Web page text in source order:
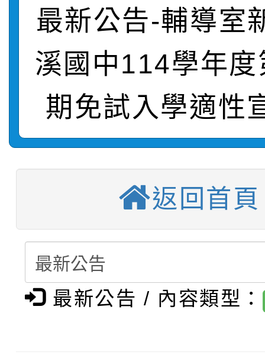
絕-親子共學同樂會」
站幸福系列講座及成長
報，惠請貴機關(學校)
宣導。
踴躍報名參加
115學年度新生補報到
結果
【甄選結果(第10招)】
學年度第1學期第7次代
結果(第10招)
【甄選結果(第2招)】
學年度第1學期第9次代
結果(第2招)
轉知：本市公務人員協
9月16日本府B2大禮堂
1次會員大會暨第7屆會
函轉運動部全民運動署
推動社區運動俱樂部營
計畫」1 份，請踴躍報
權責核予出席人員公(
【甄選結果(第11招)】
學年度第1學期第7次
結果(第11招)
【甄選結果(第3招)】
學年度第1學期第9次代
結果(第3招)
桃園市家庭教育中心「
程資訊」、「暑期親子
「祖孫樂淘桃」、「愛
「校園短影音徵選活動
員」簡章及活動海報，
115學年度新生訓練注
最新公告-輔導室
溪國中114學年度
期免試入學適性
返回首頁
最新公告 / 內容類型：